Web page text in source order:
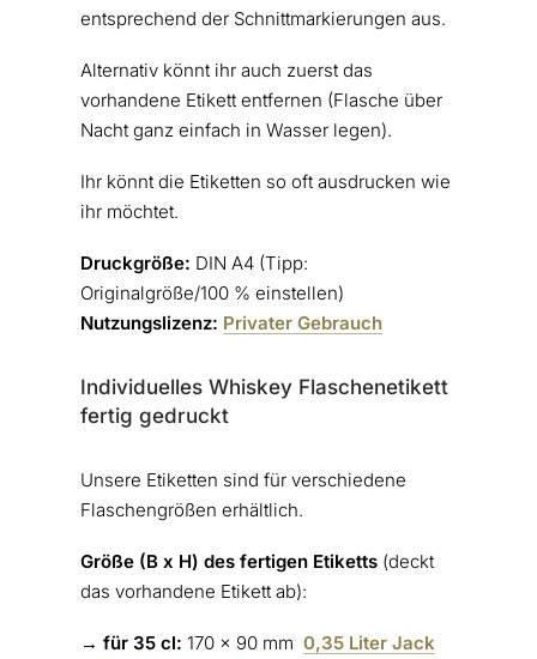
entsprechend der Schnittmarkierungen aus.
Alternativ könnt ihr auch zuerst das
vorhandene Etikett entfernen (Flasche über
Nacht ganz einfach in Wasser legen).
Ihr könnt die Etiketten so oft ausdrucken wie
ihr möchtet.
Druckgröße: DIN A4 (Tipp:
Originalgröße/100 % einstellen)
Nutzungslizenz: Privater Gebrauch
Individuelles Whiskey Flaschenetikett
fertig gedruckt
Unsere Etiketten sind für verschiedene
Flaschengrößen erhältlich.
Größe (B x H) des fertigen Etiketts (deckt
das vorhandene Etikett ab):
→ für 35 cl: 170 x 90 mm 0,35 Liter Jack